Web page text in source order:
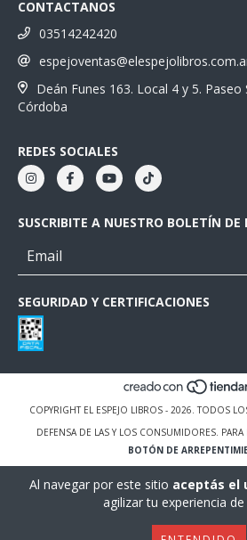
Al navegar por este sitio aceptás el
agilizar tu experiencia
CONTACTANOS
03514242420
Deán Funes 163. Local 4 y 5. Paseo
Córdoba
REDES SOCIALES
SUSCRIBITE A NUESTRO BOLETÍN DE
SEGURIDAD Y CERTIFICACIONES
COPYRIGHT EL ESPEJO LIBROS - 2026. TODOS
DEFENSA DE LAS Y LOS CONSUMIDORES. PARA
BOTÓN DE